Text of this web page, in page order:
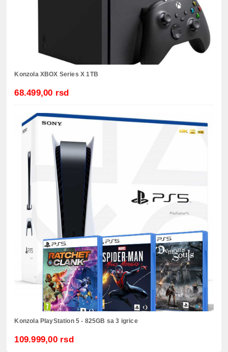
Konzola XBOX Series X 1TB
68.499,00 rsd
Konzola PlayStation 5 - 825GB sa 3 igrice
109.999,00 rsd